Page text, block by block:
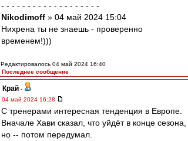
- - - - - - - - - - - - - - - - - - -
Nikodimoff » 04 май 2024 15:04
Нихрена ты не знаешь - проверенно
временем!)))
Редактировалось 04 май 2024 16:40
Последнее сообщение
Край -
04 май 2024 16:28
С тренерами интересная тенденция в Европе.
Вначале Хави сказал, что уйдёт в конце сезона,
но -- потом передумал.